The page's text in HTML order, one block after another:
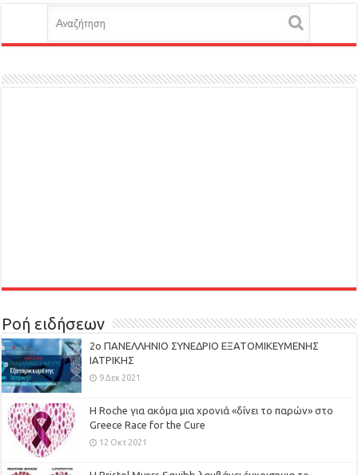
Ροή ειδήσεων
2ο ΠΑΝΕΛΛΗΝΙΟ ΣΥΝΕΔΡΙΟ ΕΞΑΤΟΜΙΚΕΥΜΕΝΗΣ
ΙΑΤΡΙΚΗΣ
9 Δεκ 2021
H Roche για ακόμα μια χρονιά «δίνει το παρών» στο
Greece Race for the Cure
12 Οκτ 2021